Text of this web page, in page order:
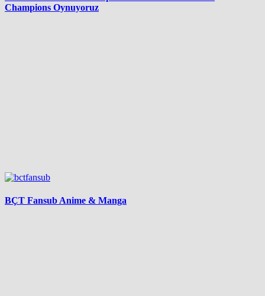
Champions Oynuyoruz
BÇT Fansub Anime & Manga